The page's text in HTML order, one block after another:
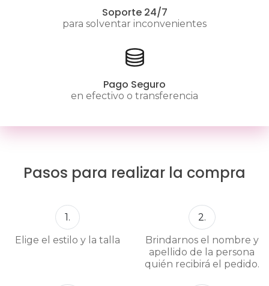
Soporte 24/7
para solventar inconvenientes
Pago Seguro
en efectivo o transferencia
Pasos para realizar la compra
1.
Elige el estilo y la talla
2.
Brindarnos el nombre y
apellido de la persona
quién recibirá el pedido.